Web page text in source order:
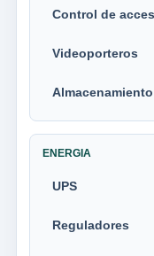
Control de
Videoporteros
ENERGIA
UPS
Reguladores